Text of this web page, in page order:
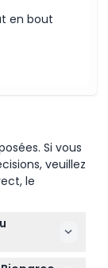
en bout
Si vous
veuillez
le
sauf le